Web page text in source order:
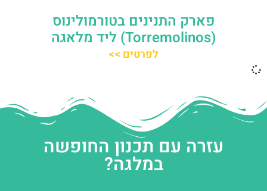
פארק התנינים בטורמולינוס
(Torremolinos) ליד מלאגה
לפרטים >>
עזרה עם תכנון החופשה
במלגה?